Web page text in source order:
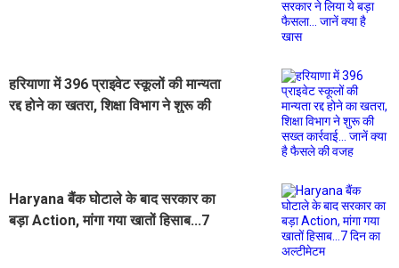
हरियाणा में 396 प्राइवेट स्कूलों की मान्यता
रद्द होने का खतरा, शिक्षा विभाग ने शुरू की
Haryana बैंक घोटाले के बाद सरकार का
बड़ा Action, मांगा गया खातों हिसाब...7